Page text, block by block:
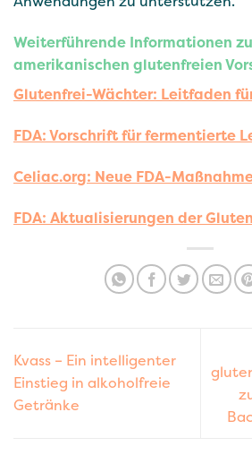
Weiterführende Informationen
amerikanischen glutenfreien
Glutenfrei-Wächter: Leitfaden
FDA: Vorschrift für fermentierte
Celiac.org: Neue FDA-
FDA: Aktualisierungen der
Kvass – Ein intelligenter
Einstieg in alkoholfreie
Getränke